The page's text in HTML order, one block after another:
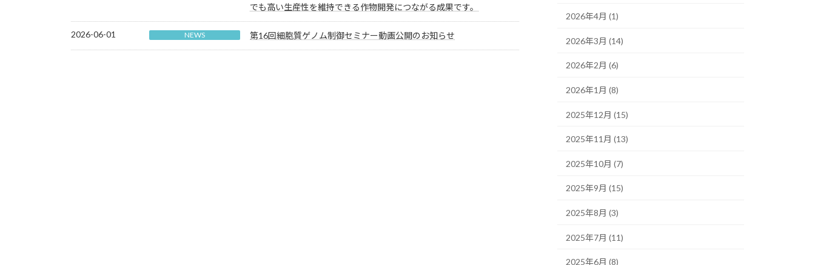
でも高い生産性を維持できる作物開発につながる成果です。
2026-06-01 NEWS 第16回細胞質ゲノム制御セミナー動画公開のお知らせ
2026年4月 (1)
2026年3月 (14)
2026年2月 (6)
2026年1月 (8)
2025年12月 (15)
2025年11月 (13)
2025年10月 (7)
2025年9月 (15)
2025年8月 (3)
2025年7月 (11)
2025年6月 (8)